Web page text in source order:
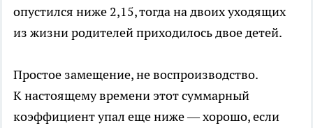
опустился ниже 2,15, тогда на двоих уходящих
из жизни родителей приходилось двое детей.
Простое замещение, не воспроизводство.
К настоящему времени этот суммарный
коэффициент упал еще ниже — хорошо, если